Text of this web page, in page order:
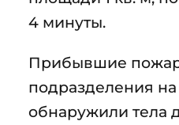
4 минуты.
Прибывшие
подразделения
обнаружили тела